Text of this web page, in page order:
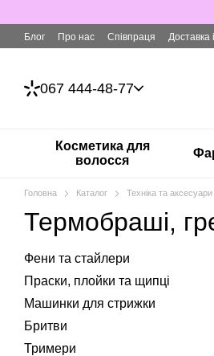
Блог Про нас Співпраця Доставка
067 444-48-77
Косметика для
волосся
Головна Каталог Техніка та аксесуари
Термобраші,
Фени та стайлери
Праски, плойки та щипці
Машинки для стрижки
Бритви
Тримери